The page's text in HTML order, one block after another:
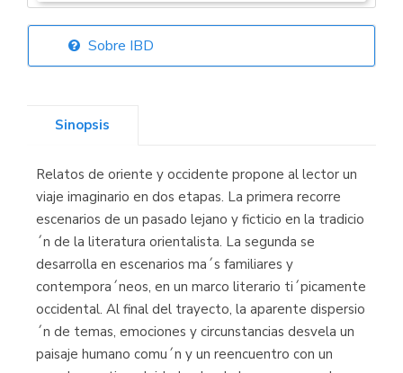
Librería Elías
Librería Kolima
(Madrid)
Librería Proteo
(Málaga)
Sobre IBD
Sinopsis
Relatos de oriente y occidente propone al lector un
viaje imaginario en dos etapas. La primera recorre
escenarios de un pasado lejano y ficticio en la tradicio
´n de la literatura orientalista. La segunda se
desarrolla en escenarios ma´s familiares y
contempora´neos, en un marco literario ti´picamente
occidental. Al final del trayecto, la aparente dispersio
´n de temas, emociones y circunstancias desvela un
paisaje humano comu´n y un reencuentro con un